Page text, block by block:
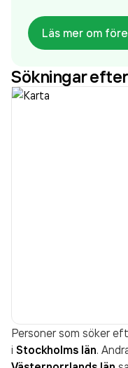
personer på
som varit aktivt
omsatte 4 399
räkenskapsåret
Läs mer om
Sökningar
Personer som söker
i Stockholms län.